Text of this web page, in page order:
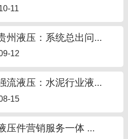
11
州液压：系统总出问...
12
流液压：水泥行业液...
15
压件营销服务一体 ...